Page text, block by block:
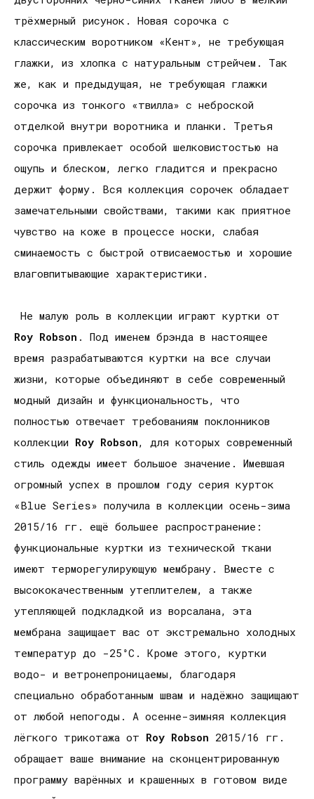
трёхмерный рисунок. Новая сорочка с
классическим воротником «Кент», не требующая
глажки, из хлопка с натуральным стрейчем. Так
же, как и предыдущая, не требующая глажки
сорочка из тонкого «твилла» с неброской
отделкой внутри воротника и планки. Третья
сорочка привлекает особой шелковистостью на
ощупь и блеском, легко гладится и прекрасно
держит форму. Вся коллекция сорочек обладает
замечательными свойствами, такими как приятное
чувство на коже в процессе носки, слабая
сминаемость с быстрой отвисаемостью и хорошие
влаговпитывающие характеристики.
Не малую роль в коллекции играют куртки от
Roy Robson . Под именем брэнда в настоящее
время разрабатываются куртки на все случаи
жизни, которые объединяют в себе современный
модный дизайн и функциональность, что
полностью отвечает требованиям поклонников
коллекции Roy Robson, для которых современный
стиль одежды имеет большое значение. Имевшая
огромный успех в прошлом году серия курток
«Blue Series» получила в коллекции осень-зима
2015/16 гг. ещё большее распространение:
функциональные куртки из технической ткани
имеют терморегулирующую мембрану. Вместе с
высококачественным утеплителем, а также
утепляющей подкладкой из ворсалана, эта
мембрана защищает вас от экстремально холодных
температур до -25°C. Кроме этого, куртки
водо- и ветронепроницаемы, благодаря
специально обработанным швам и надёжно защищают
от любой непогоды. А осенне-зимняя коллекция
лёгкого трикотажа от Roy Robson 2015/16 гг.
обращает ваше внимание на сконцентрированную
программу варённых и крашенных в готовом виде